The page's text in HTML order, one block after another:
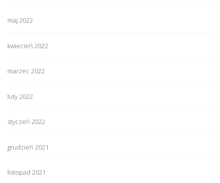
maj 2022
kwiecień 2022
marzec 2022
luty 2022
styczeń 2022
grudzień 2021
listopad 2021